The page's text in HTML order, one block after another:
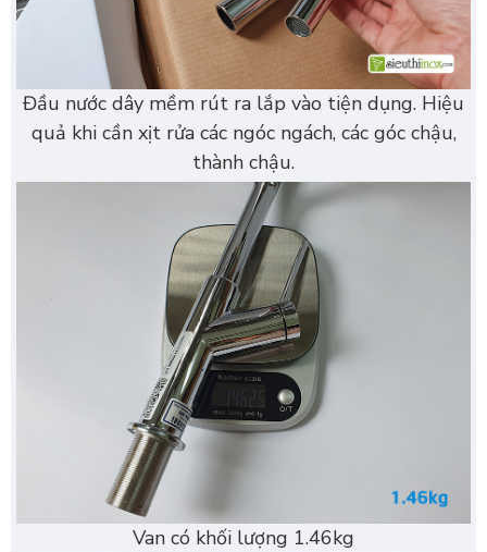
Đầu nước dây mềm rút ra lắp vào tiện dụng. Hiệu
quả khi cần xịt rửa các ngóc ngách, các góc chậu,
thành chậu.
Van có khối lượng 1.46kg